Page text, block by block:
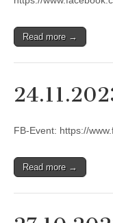
Read more →
FB-Event: https://
Read more →